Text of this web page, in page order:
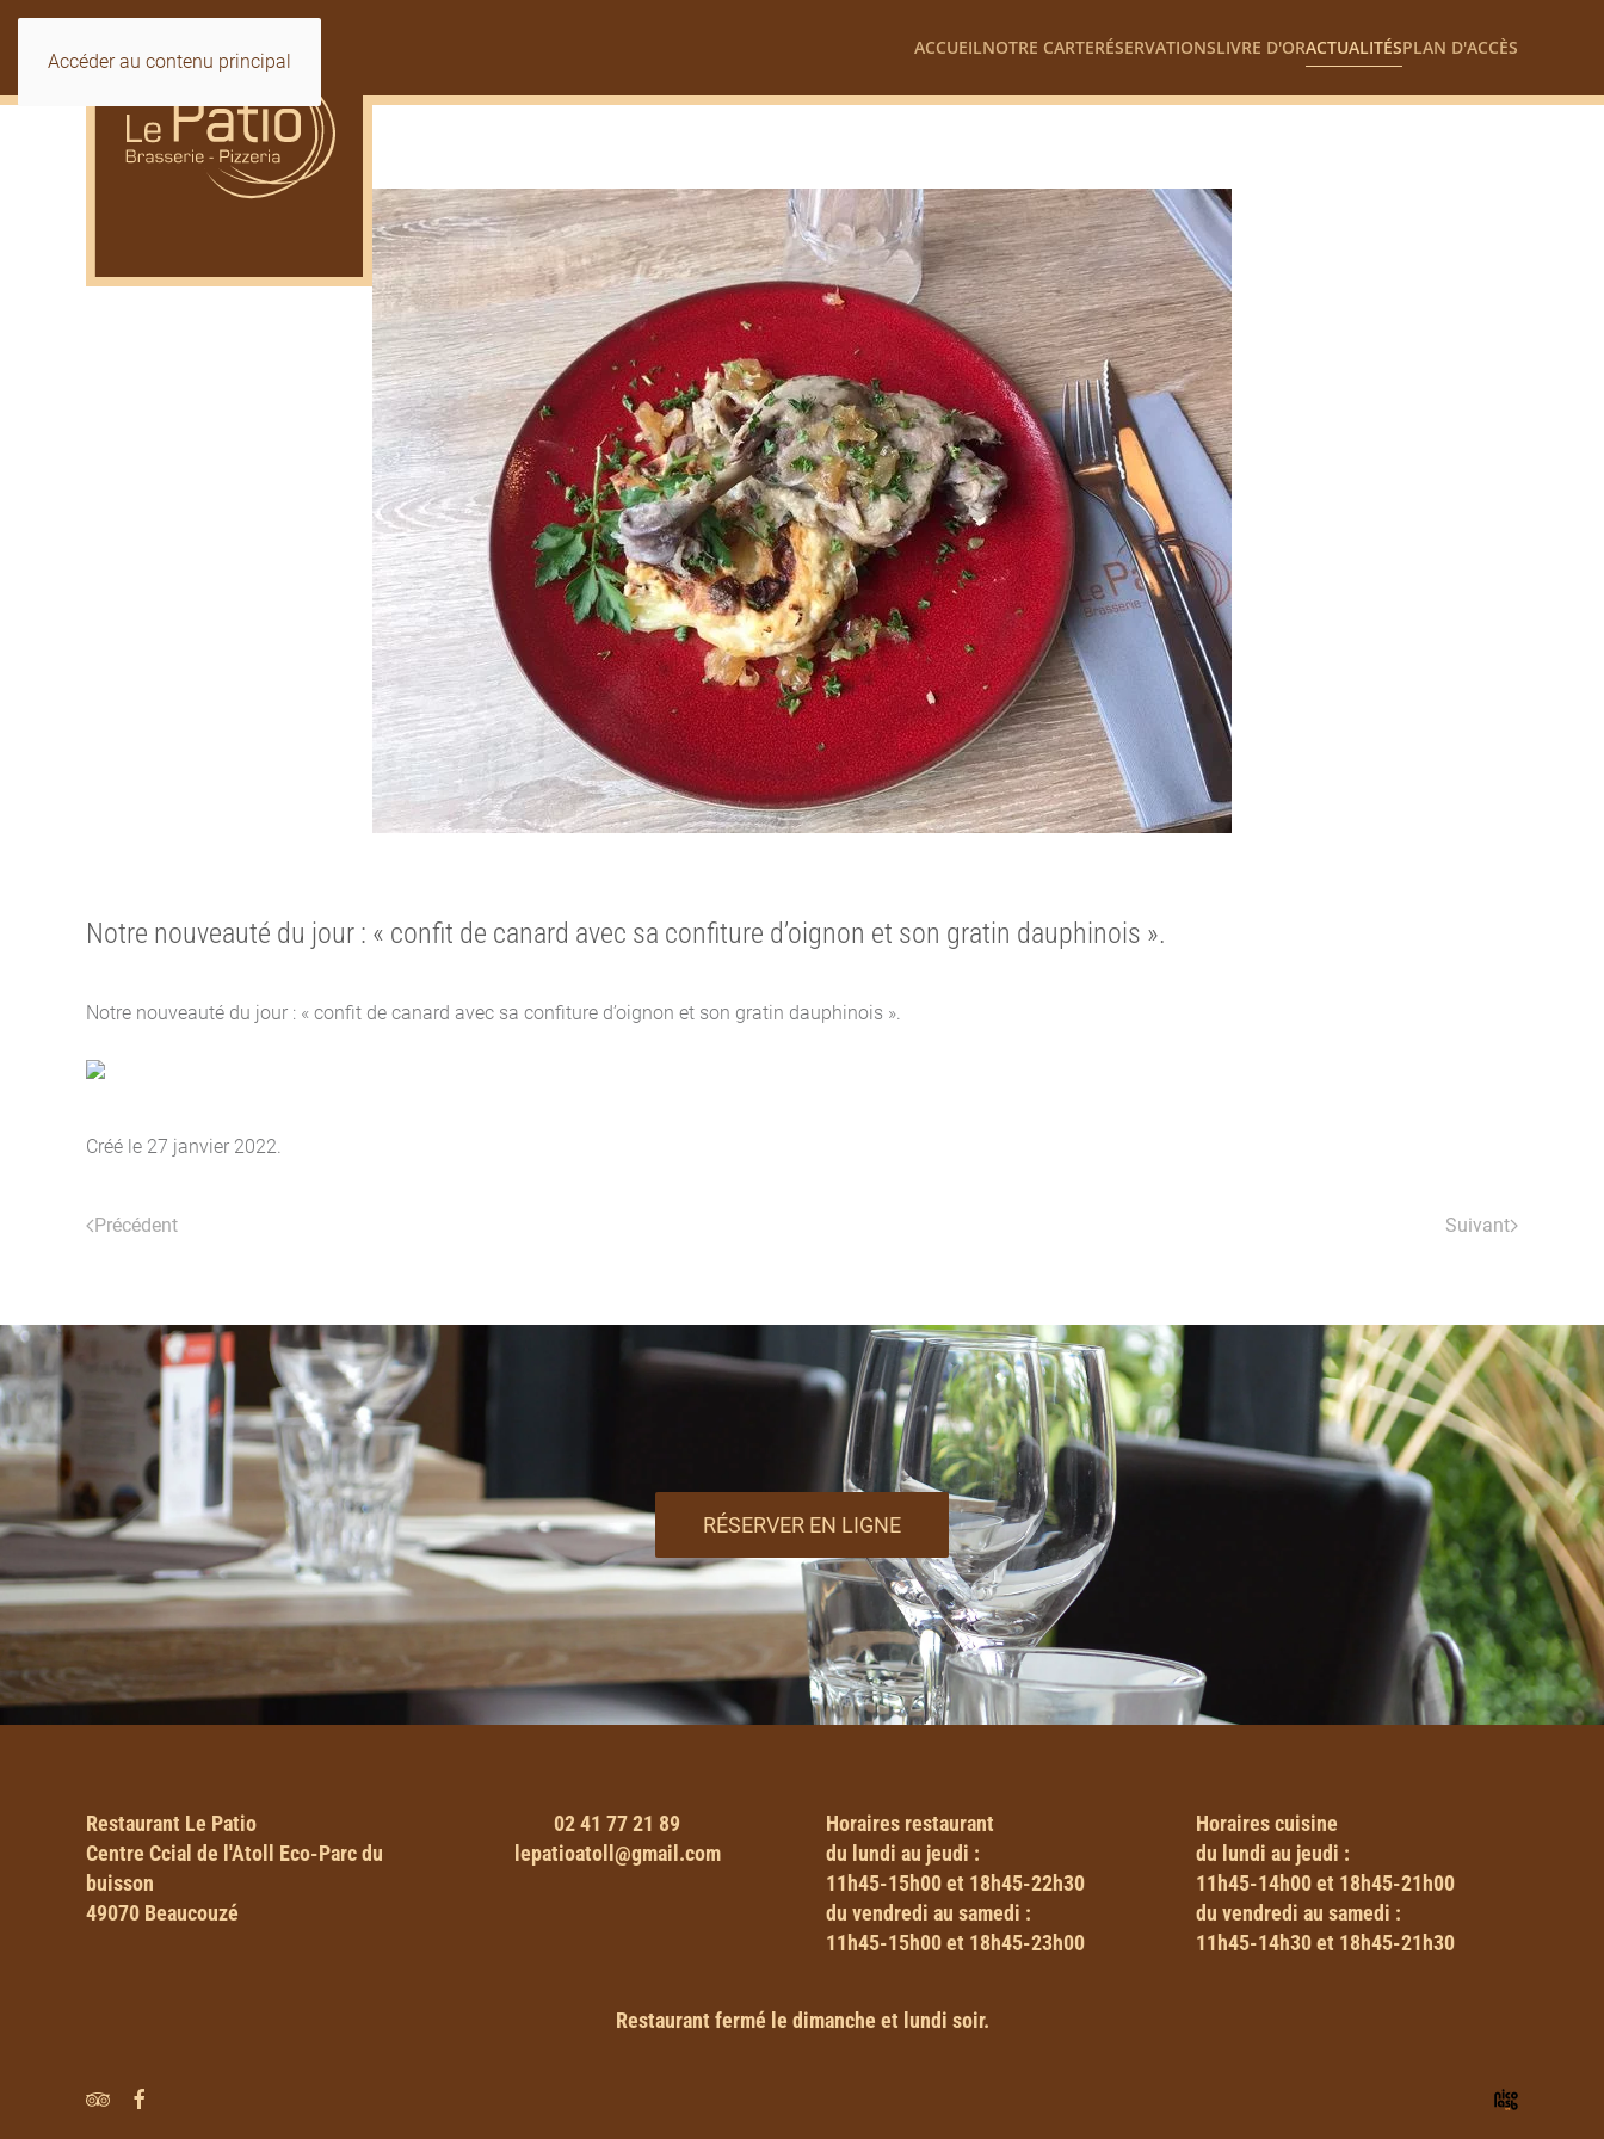
Accéder au contenu principal
ACCUEILNOTRE CARTERÉSERVATIONSLIVRE D'ORACTUALITÉSPLAN D'ACCÈS
Notre nouveauté du jour : « confit de canard avec sa confiture d’oignon et son gratin dauphinois ».
Notre nouveauté du jour : « confit de canard avec sa confiture d’oignon et son gratin dauphinois ».
Créé le 27 janvier 2022.
Précédent Suivant
RÉSERVER EN LIGNE
Restaurant Le Patio
Centre Ccial de l'Atoll Eco-Parc du
buisson
49070 Beaucouzé
02 41 77 21 89
lepatioatoll@gmail.com
Horaires restaurant
du lundi au jeudi :
11h45-15h00 et 18h45-22h30
du vendredi au samedi :
11h45-15h00 et 18h45-23h00
Horairescuisine
du lundi au jeudi :
11h45-14h00 et 18h45-21h00
du vendredi au samedi :
11h45-14h30 et 18h45-21h30
Restaurant fermé le dimanche et lundi soir.